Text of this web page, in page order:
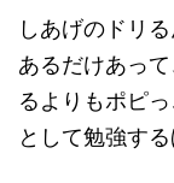
しあげのドリ
あるだけあっ
るよりもポピ
として勉強す